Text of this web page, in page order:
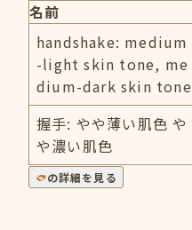
名前
handshake: medium
-light skin tone, me
dium-dark skin tone
握手: やや薄い肌色 や
や濃い肌色
の詳細を見る